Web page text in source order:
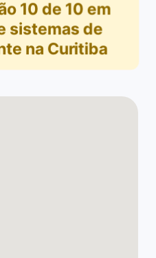
10 de 10 em
sistemas de
na Curitiba